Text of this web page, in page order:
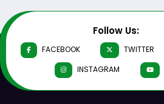
Follow Us:
FACEBOOK TWITTER
INSTAGRAM